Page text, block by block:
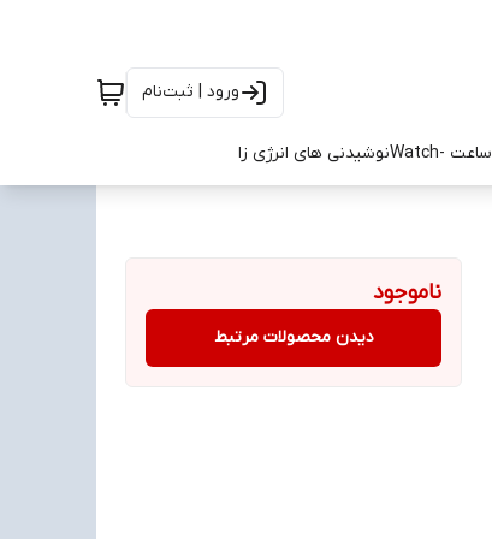
ورود | ثبت‌نام
ساعت -Watch نوشیدنی های انرژی زا
ناموجود
دیدن محصولات مرتبط